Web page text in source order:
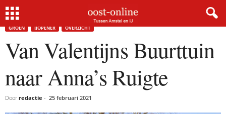
Home Van Valentijns Buurttuin naar Anna’s Ruigte
GROEN IJOPENER OVERZICHT
Van Valentijns Buurttuin
naar Anna’s Ruigte
Door redactie - 25 februari 2021